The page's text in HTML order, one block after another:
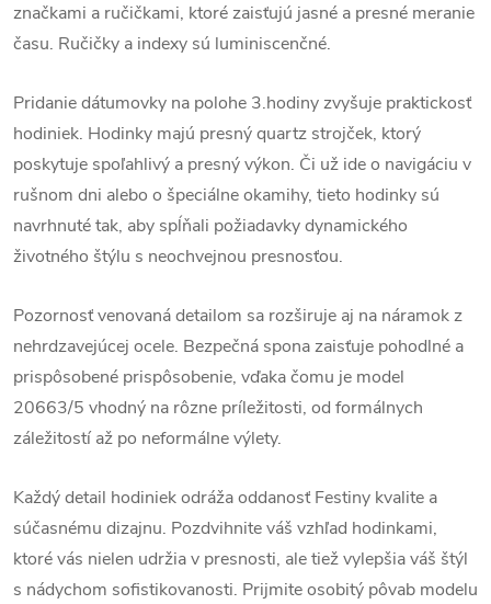
značkami a ručičkami, ktoré zaisťujú jasné a presné meranie
času. Ručičky a indexy sú luminiscenčné.
Pridanie dátumovky na polohe 3.hodiny zvyšuje praktickosť
hodiniek. Hodinky majú presný quartz strojček, ktorý
poskytuje spoľahlivý a presný výkon. Či už ide o navigáciu v
rušnom dni alebo o špeciálne okamihy, tieto hodinky sú
navrhnuté tak, aby spĺňali požiadavky dynamického
životného štýlu s neochvejnou presnosťou.
Pozornosť venovaná detailom sa rozširuje aj na náramok z
nehrdzavejúcej ocele. Bezpečná spona zaisťuje pohodlné a
prispôsobené prispôsobenie, vďaka čomu je model
20663/5 vhodný na rôzne príležitosti, od formálnych
záležitostí až po neformálne výlety.
Každý detail hodiniek odráža oddanosť Festiny kvalite a
súčasnému dizajnu. Pozdvihnite váš vzhľad hodinkami,
ktoré vás nielen udržia v presnosti, ale tiež vylepšia váš štýl
s nádychom sofistikovanosti. Prijmite osobitý pôvab modelu